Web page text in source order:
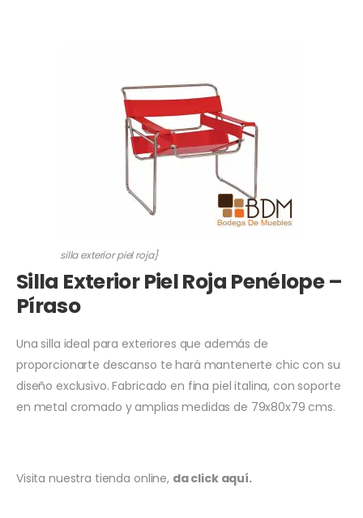
silla exterior piel roja}
Silla Exterior Piel Roja Penélope –
Píraso
Una silla ideal para exteriores que además de
proporcionarte descanso te hará mantenerte chic con su
diseño exclusivo. Fabricado en fina piel italina, con soporte
en metal cromado y amplias medidas de 79x80x79 cms.
Visita nuestra tienda online, da click aquí.